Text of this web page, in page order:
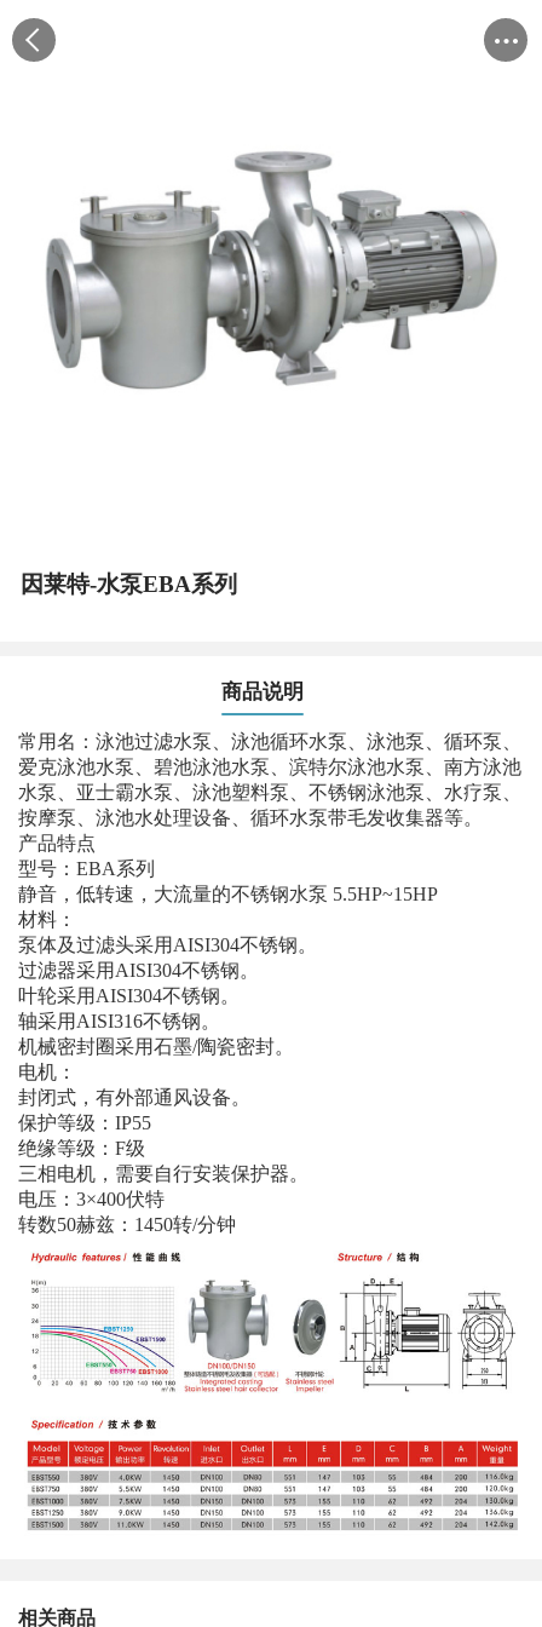
因莱特-水泵EBA系列
商品说明
常用名：泳池过滤水泵、泳池循环水泵、泳池泵、循环泵、
爱克泳池水泵、碧池泳池水泵、滨特尔泳池水泵、南方泳池
水泵、亚士霸水泵、泳池塑料泵、不锈钢泳池泵、水疗泵、
按摩泵、泳池水处理设备、循环水泵带毛发收集器等。
产品特点
型号：EBA系列
静音，低转速，大流量的不锈钢水泵 5.5HP~15HP
材料：
泵体及过滤头采用AISI304不锈钢。
过滤器采用AISI304不锈钢。
叶轮采用AISI304不锈钢。
轴采用AISI316不锈钢。
机械密封圈采用石墨/陶瓷密封。
电机：
封闭式，有外部通风设备。
保护等级：IP55
绝缘等级：F级
三相电机，需要自行安装保护器。
电压：3×400伏特
转数50赫兹：1450转/分钟
相关商品